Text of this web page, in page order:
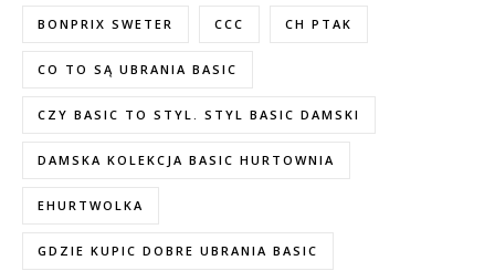
BONPRIX SWETER CCC CH PTAK
CO TO SĄ UBRANIA BASIC
CZY BASIC TO STYL. STYL BASIC DAMSKI
DAMSKA KOLEKCJA BASIC HURTOWNIA
EHURTWOLKA
GDZIE KUPIC DOBRE UBRANIA BASIC